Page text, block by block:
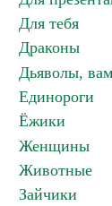
Для тебя
Драконы
Дьяволы,
Единороги
Ёжики
Женщины
Животные
Зайчики